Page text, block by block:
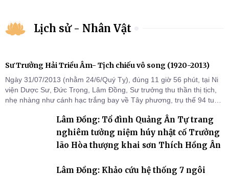
Lịch sử - Nhân Vật
Sư Trưởng Hải Triều Âm- Tịch chiếu vô song (1920-2013)
Ngày 31/07/2013 (nhằm 24/6/Quý Tỵ), đúng 11 giờ 56 phút, tại Ni
viện Dược Sư, Đức Trọng, Lâm Đồng, Sư trưởng thu thần thị tịch,
nhẹ nhàng như cánh hạc trắng bay về Tây phương, trụ thế 94 tuổi
Lâm Đồng: Tổ đình Quảng Ân Tự trang
nghiêm tưởng niệm húy nhật cố Trưởng
lão Hòa thượng khai sơn Thích Hồng Ân
Lâm Đồng: Khảo cứu hệ thống 7 ngôi